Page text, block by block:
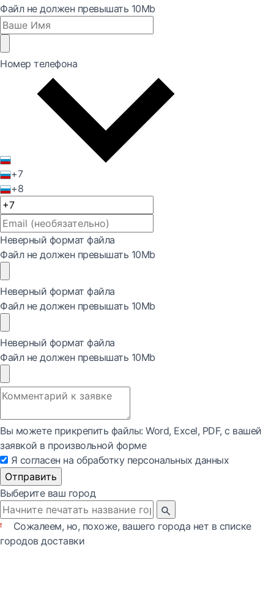
Файл не должен превышать 10Mb
Номер телефона
+7
+8
Неверный формат файла
Файл не должен превышать 10Mb
Неверный формат файла
Файл не должен превышать 10Mb
Неверный формат файла
Файл не должен превышать 10Mb
Вы можете прикрепить файлы: Word, Exсel, PDF, с вашей
заявкой в произвольной форме
Я согласен на обработку персональных данных
Отправить
Выберите ваш город
Сожалеем, но, похоже, вашего города нет в списке
городов доставки